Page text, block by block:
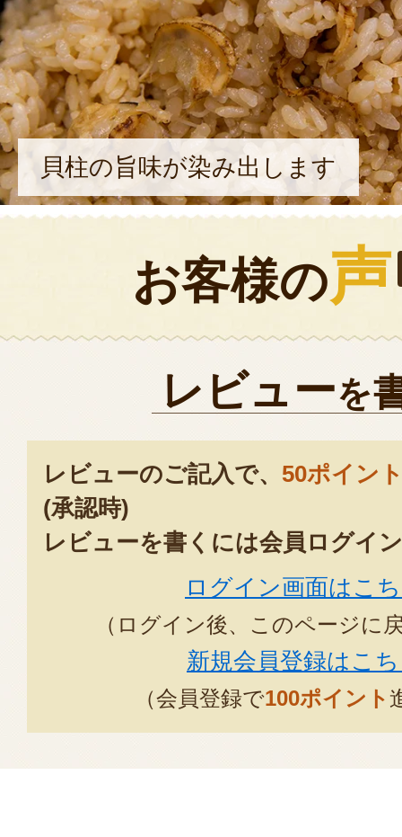
貝柱の旨味が染み出します
お客様の声
レビューを
レビューのご記入で、 50ポイン
(承認時)
レビューを書くには会員ログイ
ログイン画面はこ
（ログイン後、このページに
新規会員登録はこ
（会員登録で100ポイント